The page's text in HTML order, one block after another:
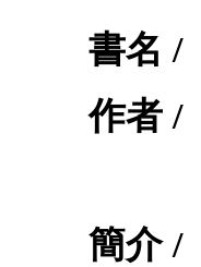
書名 /
作者 /
簡介 /